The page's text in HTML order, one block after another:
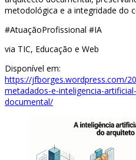
metodológica e a integridade do
#AtuaçãoProfissional #IA
via TIC, Educação e Web
Disponível em:
https://jfborges.wordpress.com/
metadados-e-inteligencia-
documental/